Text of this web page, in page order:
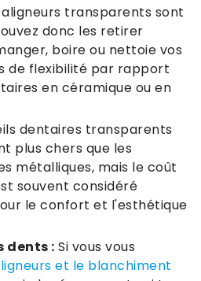
aligneurs transparents sont
donc les retirer
boire ou nettoie vos
de flexibilité par rapport
en céramique ou en
dentaires transparents
plus chers que les
métalliques, mais le coût
souvent considéré
le confort et l'esthétique
dents : Si vous vous
et le blanchiment